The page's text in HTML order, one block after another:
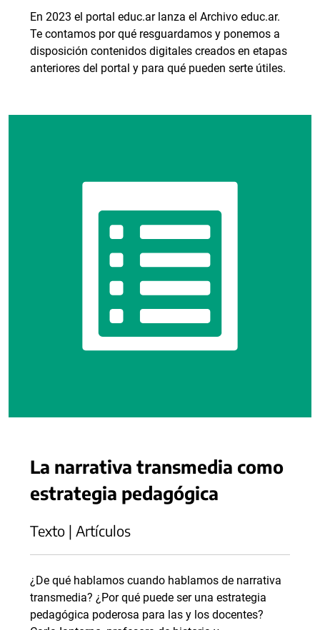
En 2023 el portal educ.ar lanza el Archivo educ.ar.
Te contamos por qué resguardamos y ponemos a
disposición contenidos digitales creados en etapas
anteriores del portal y para qué pueden serte útiles.
La narrativa transmedia como
estrategia pedagógica
Texto | Artículos
¿De qué hablamos cuando hablamos de narrativa
transmedia? ¿Por qué puede ser una estrategia
pedagógica poderosa para las y los docentes?